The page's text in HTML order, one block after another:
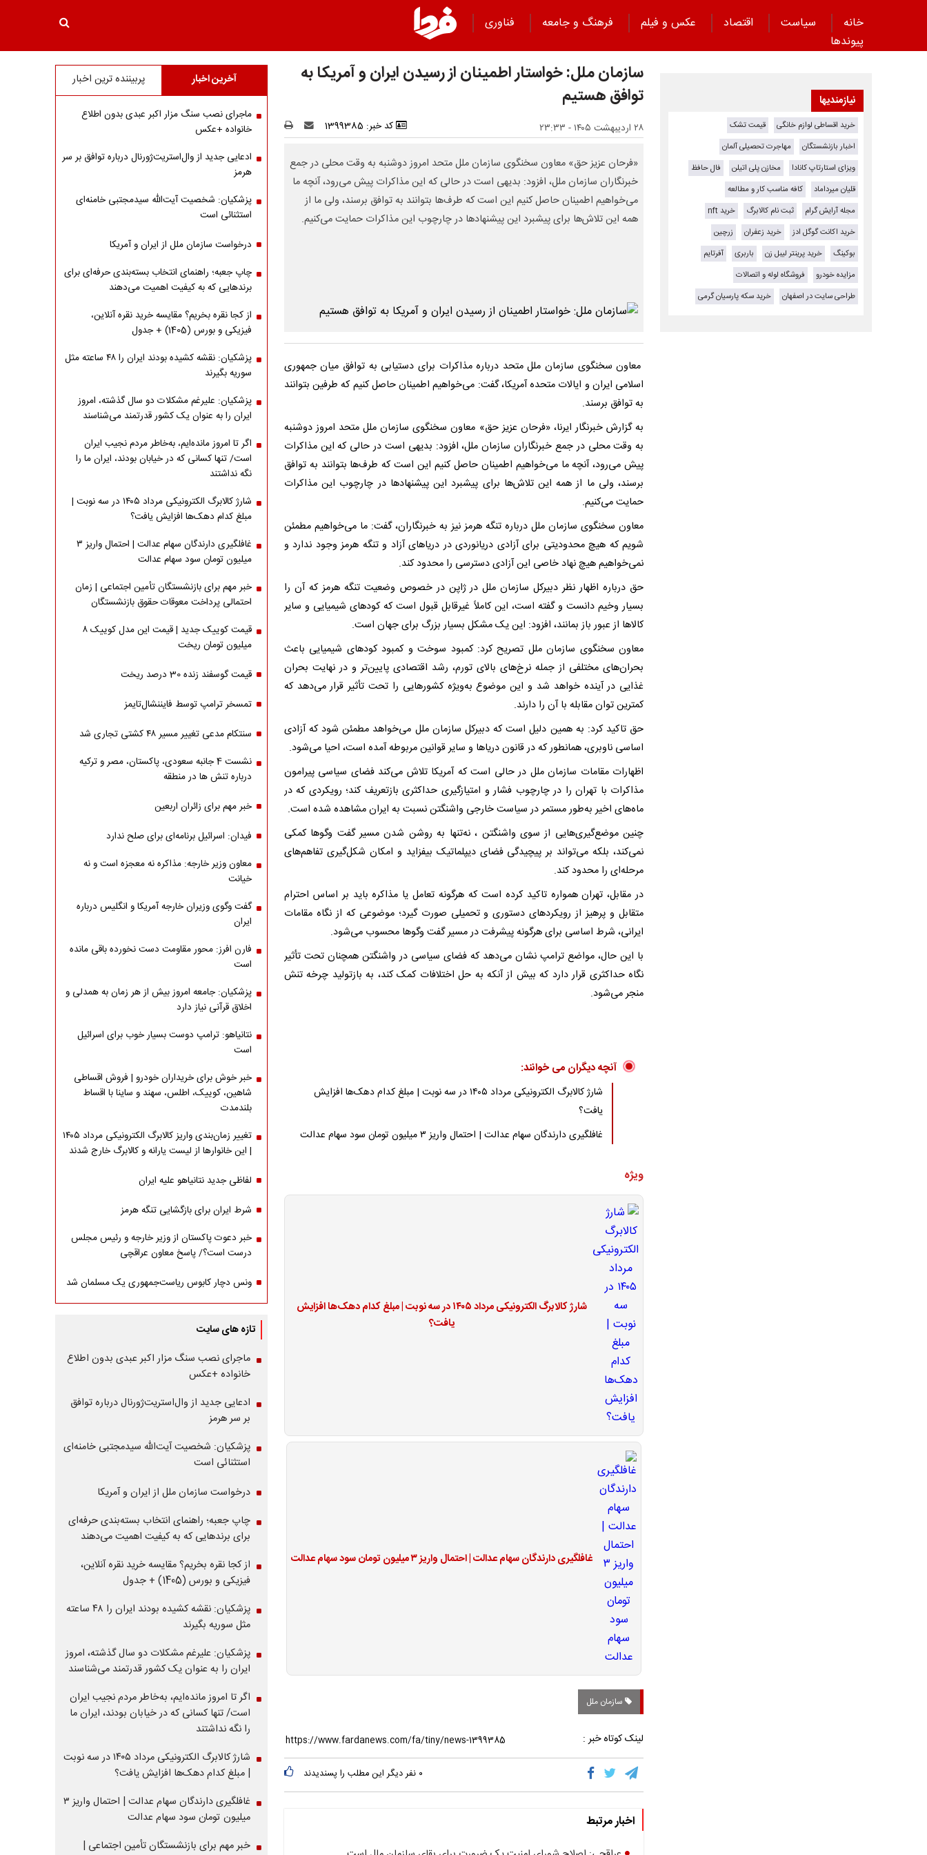
خانه سیاست اقتصاد عکس و فیلم فرهنگ و جامعه
فناوری
پیوند‌ها
سازمان ملل: خواستار اطمینان از رسیدن ایران و آمریکا به
توافق هستیم
۲۸ اردیبهشت ۱۴۰۵ - ۲۳:۳۳ کد خبر: 1399385
«فرحان عزیز حق» معاون سخنگوی سازمان ملل متحد امروز دوشنبه به وقت محلی در جمع
خبرنگاران سازمان ملل، افزود: بدیهی است در حالی که این مذاکرات پیش می‌رود، آنچه ما
می‌خواهیم اطمینان حاصل کنیم این است که طرف‌ها بتوانند به توافق برسند، ولی ما از
همه این تلاش‌ها برای پیشبرد این پیشنهادها در چارچوب این مذاکرات حمایت می‌کنیم.
معاون سخنگوی سازمان ملل متحد درباره مذاکرات برای دستیابی به توافق میان جمهوری
اسلامی ایران و ایالات متحده آمریکا، گفت: می‌خواهیم اطمینان حاصل کنیم که طرفین بتوانند
به توافق برسند.
به گزارش خبرنگار ایرنا، «فرحان عزیز حق» معاون سخنگوی سازمان ملل متحد امروز دوشنبه
به وقت محلی در جمع خبرنگاران سازمان ملل، افزود: بدیهی است در حالی که این مذاکرات
پیش می‌رود، آنچه ما می‌خواهیم اطمینان حاصل کنیم این است که طرف‌ها بتوانند به توافق
برسند، ولی ما از همه این تلاش‌ها برای پیشبرد این پیشنهادها در چارچوب این مذاکرات
حمایت می‌کنیم.
معاون سخنگوی سازمان ملل درباره تنگه هرمز نیز به خبرنگاران، گفت: ما می‌خواهیم مطمئن
شویم که هیچ محدودیتی برای آزادی دریانوردی در دریاهای آزاد و تنگه‌ هرمز وجود ندارد و
نمی‌خواهیم هیچ نهاد خاصی این آزادی دسترسی را محدود کند.
حق درباره اظهار نظر دبیرکل سازمان ملل در ژاپن در خصوص وضعیت تنگه هرمز که آن را
بسیار وخیم دانست و گفته است، این کاملاً غیرقابل قبول است که کودهای شیمیایی و سایر
کالاها از عبور باز بمانند، افزود: این یک مشکل بسیار بزرگ برای جهان است.
معاون سخنگوی سازمان ملل تصریح کرد: کمبود سوخت و کمبود کودهای شیمیایی باعث
بحران‌های مختلفی از جمله نرخ‌های بالای تورم، رشد اقتصادی پایین‌تر و در نهایت بحران
غذایی در آینده خواهد شد و این موضوع به‌ویژه کشورهایی را تحت تأثیر قرار می‌دهد که
کمترین توان مقابله با آن را دارند.
حق تاکید کرد: به همین دلیل است که دبیرکل سازمان ملل می‌خواهد مطمئن شود که آزادی
اساسی ناوبری، همانطور که در قانون دریاها و سایر قوانین مربوطه آمده است، احیا می‌شود.
اظهارات مقامات سازمان ملل در حالی است که آمریکا تلاش می‌کند فضای سیاسی پیرامون
مذاکرات با تهران را در چارچوب فشار و امتیازگیری حداکثری بازتعریف کند؛ رویکردی که در
ماه‌های اخیر به‌طور مستمر در سیاست خارجی واشنگتن نسبت به ایران مشاهده شده است.
چنین موضع‌گیری‌هایی از سوی واشنگتن ، نه‌تنها به روشن شدن مسیر گفت‌ وگوها کمکی
نمی‌کند، بلکه می‌تواند بر پیچیدگی فضای دیپلماتیک بیفزاید و امکان شکل‌گیری تفاهم‌های
مرحله‌ای را محدود کند.
در مقابل، تهران همواره تاکید کرده است که هرگونه تعامل یا مذاکره باید بر اساس احترام
متقابل و پرهیز از رویکردهای دستوری و تحمیلی صورت گیرد؛ موضوعی که از نگاه مقامات
ایرانی، شرط اساسی برای هرگونه پیشرفت در مسیر گفت‌ وگوها محسوب می‌شود.
با این حال، مواضع ترامپ نشان می‌دهد که فضای سیاسی در واشنگتن همچنان تحت تأثیر
نگاه حداکثری قرار دارد که بیش از آنکه به حل اختلافات کمک کند، به بازتولید چرخه تنش
منجر می‌شود.
آنچه دیگران می خوانند:
شارژ کالابرگ الکترونیکی مرداد ۱۴۰۵ در سه نوبت | مبلغ کدام دهک‌ها افزایش
یافت؟
غافلگیری دارندگان سهام عدالت | احتمال واریز ۳ میلیون تومان سود سهام عدالت
ویژه
شارژ کالابرگ الکترونیکی مرداد ۱۴۰۵ در سه نوبت | مبلغ کدام دهک‌ها افزایش
یافت؟
غافلگیری دارندگان سهام عدالت | احتمال واریز ۳ میلیون تومان سود سهام عدالت
سازمان ملل
لینک کوتاه خبر :
۰ نفر دیگر این مطلب را پسندیدند
اخبار مرتبط
نیازمندیها
خرید اقساطی لوازم خانگی
قیمت تشک
اخبار بازنشستگان
مهاجرت تحصیلی آلمان
ویزای استارتاپ کانادا
مخازن پلی اتیلن
فال حافظ
قلیان میرداماد
کافه مناسب کار و مطالعه
مجله آرایش گرام
ثبت نام کالابرگ
خرید nft
خرید اکانت گوگل ادز
خرید زعفران
زرچین
بوکینگ
خرید پرینتر لیبل زن باربری
آفرتایم
مزایده خودرو
فروشگاه لوله و اتصالات
طراحی سایت در اصفهان
خرید سکه پارسیان گرمی
آخرین اخبار پربیننده ترین اخبار
ماجرای نصب سنگ مزار اکبر عبدی بدون اطلاع
خانواده +عکس
ادعایی جدید از وال‌استریت‌ژورنال درباره توافق بر سر
هرمز
پزشکیان: شخصیت آیت‌الله سیدمجتبی خامنه‌ای
استثنائی است
درخواست سازمان ملل از ایران و آمریکا
چاپ جعبه؛ راهنمای انتخاب بسته‌بندی حرفه‌ای برای
برندهایی که به کیفیت اهمیت می‌دهند
از کجا نقره بخریم؟ مقایسه خرید نقره آنلاین،
فیزیکی و بورس (1405) + جدول
پزشکیان: نقشه کشیده بودند ایران را ۴۸ ساعته مثل
سوریه بگیرند
پزشکیان: علیرغم مشکلات دو سال گذشته، امروز
ایران را به عنوان یک کشور قدرتمند می‌شناسند
اگر تا امروز مانده‌ایم، به‌خاطر مردم نجیب ایران
است/ تنها کسانی که در خیابان بودند، ایران ما را
نگه نداشتند
شارژ کالابرگ الکترونیکی مرداد ۱۴۰۵ در سه نوبت |
مبلغ کدام دهک‌ها افزایش یافت؟
غافلگیری دارندگان سهام عدالت | احتمال واریز ۳
میلیون تومان سود سهام عدالت
خبر مهم برای بازنشستگان تأمین اجتماعی | زمان
احتمالی پرداخت معوقات حقوق بازنشستگان
قیمت کوییک جدید | قیمت این مدل کوییک ۸
میلیون تومان ریخت
قیمت گوسفند زنده 30 درصد ریخت
تمسخر ترامپ توسط فایننشال‌تایمز
سنتکام مدعی تغییر مسیر ۴۸ کشتی تجاری شد
نشست 4 جانبه سعودی، پاکستان، مصر و ترکیه
درباره تنش ها در منطقه
خبر مهم برای زائران اربعین
فیدان: اسرائیل برنامه‌ای برای صلح ندارد
معاون وزیر خارجه: مذاکره نه معجزه است و نه
خیانت
گفت وگوی وزیران خارجه آمریکا و انگلیس درباره
ایران
فارن افرز: محور مقاومت دست نخورده باقی مانده
است
پزشکیان: جامعه امروز بیش از هر زمان به همدلی و
اخلاق قرآنی نیاز دارد
نتانیاهو: ترامپ دوست بسیار خوب برای اسرائیل
است
خبر خوش برای خریداران خودرو | فروش اقساطی
شاهین، کوییک، اطلس، سهند و ساینا با اقساط
بلندمدت
تغییر زمان‌بندی واریز کالابرگ الکترونیکی مرداد ۱۴۰۵
| این خانوارها از لیست یارانه و کالابرگ خارج شدند
لفاظی جدید نتانیاهو علیه ایران
شرط ایران برای بازگشایی تنگه هرمز
خبر دعوت پاکستان از وزیر خارجه و رئیس مجلس
درست است؟/ پاسخ معاون عراقچی
ونس دچار کابوس ریاست‌جمهوری یک مسلمان شد
تازه های سایت
ماجرای نصب سنگ مزار اکبر عبدی بدون اطلاع
خانواده +عکس
ادعایی جدید از وال‌استریت‌ژورنال درباره توافق
بر سر هرمز
پزشکیان: شخصیت آیت‌الله سیدمجتبی خامنه‌ای
استثنائی است
درخواست سازمان ملل از ایران و آمریکا
چاپ جعبه؛ راهنمای انتخاب بسته‌بندی حرفه‌ای
برای برندهایی که به کیفیت اهمیت می‌دهند
از کجا نقره بخریم؟ مقایسه خرید نقره آنلاین،
فیزیکی و بورس (1405) + جدول
پزشکیان: نقشه کشیده بودند ایران را ۴۸ ساعته
مثل سوریه بگیرند
پزشکیان: علیرغم مشکلات دو سال گذشته، امروز
ایران را به عنوان یک کشور قدرتمند می‌شناسند
اگر تا امروز مانده‌ایم، به‌خاطر مردم نجیب ایران
است/ تنها کسانی که در خیابان بودند، ایران ما
را نگه نداشتند
شارژ کالابرگ الکترونیکی مرداد ۱۴۰۵ در سه نوبت
| مبلغ کدام دهک‌ها افزایش یافت؟
غافلگیری دارندگان سهام عدالت | احتمال واریز ۳
میلیون تومان سود سهام عدالت
خبر مهم برای بازنشستگان تأمین اجتماعی |